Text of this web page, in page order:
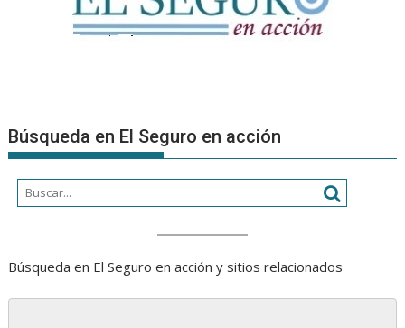
Búsqueda en El Seguro en acción
Búsqueda en El Seguro en acción y sitios relacionados